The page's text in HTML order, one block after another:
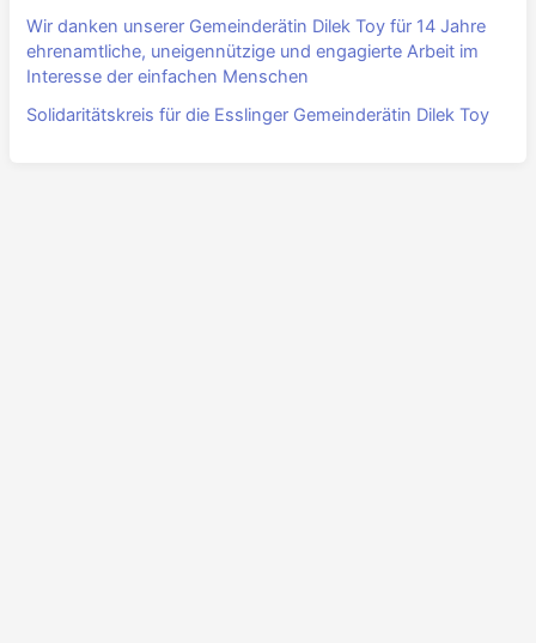
Wir danken unserer Gemeinderätin Dilek Toy für 14 Jahre
ehrenamtliche, uneigennützige und engagierte Arbeit im
Interesse der einfachen Menschen
Solidaritätskreis für die Esslinger Gemeinderätin Dilek Toy